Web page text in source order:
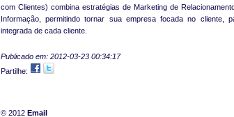
com Clientes) combina estratégias de Marketing de
Informação, permitindo tornar sua empresa focada no cliente,
integrada de cada cliente.
Publicado em: 2012-03-23 00:34:17
Partilhe:
© 2012 Email